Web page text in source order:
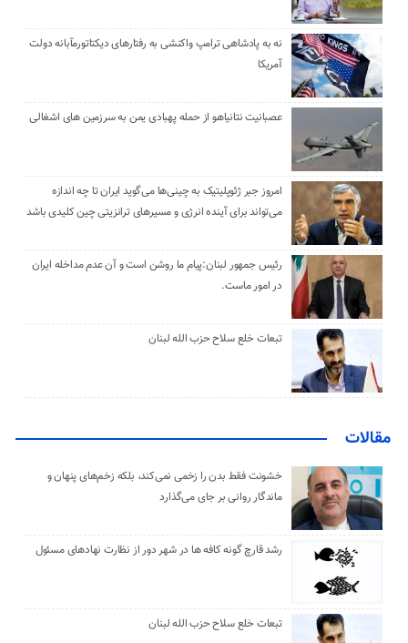
نه به پادشاهی ترامپ واکنشی به رفتارهای دیکتاتورمآبانه دولت
آمریکا
عصبانیت نتانیاهو از حمله پهبادی یمن به سرزمین های اشغالی
امروز جبر ژئوپلیتیک به چینی‌ها می‌گوید ایران تا چه اندازه
می‌تواند برای آینده انرژی و مسیرهای ترانزیتی چین کلیدی باشد
رئیس جمهور لبنان:پیام ما روشن است و آن عدم مداخله ایران
در امور ماست.
تبعات خلع سلاح حزب الله لبنان
مقالات
خشونت فقط بدن را زخمی نمی‌کند، بلکه زخم‌های پنهان و
ماندگار روانی بر جای می‌گذارد
رشد قارچ گونه کافه ها در شهر دور از نظارت نهادهای مسئول
تبعات خلع سلاح حزب الله لبنان